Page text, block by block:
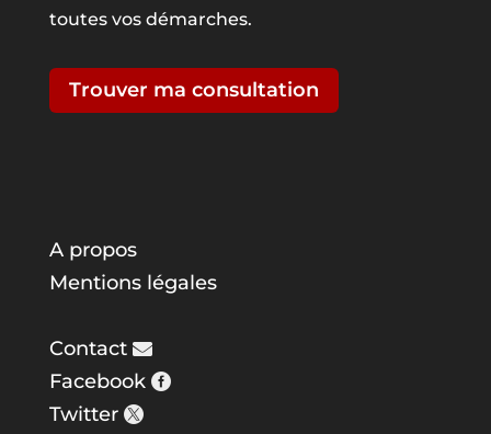
toutes vos démarches.
Trouver ma consultation
A propos
Mentions légales
Contact
Facebook
Twitter